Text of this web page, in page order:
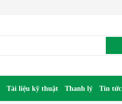
Tài liệu kỹ thuật Thanh lý Tin tức